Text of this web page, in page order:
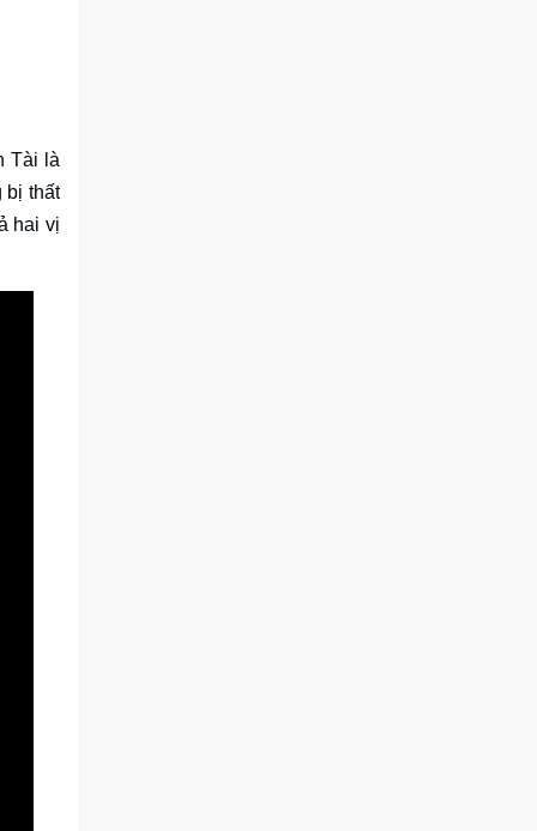
Tài là
bị thất
hai vị